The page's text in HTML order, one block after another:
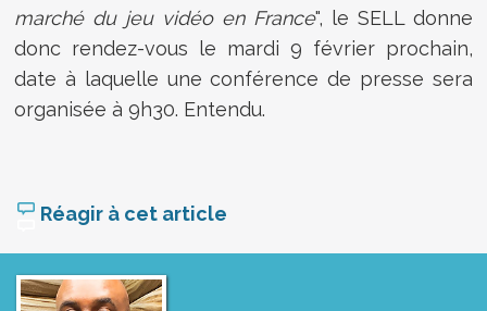
marché du jeu vidéo en France", le SELL donne
donc rendez-vous le mardi 9 février prochain,
date à laquelle une conférence de presse sera
organisée à 9h30. Entendu.
Réagir à cet article